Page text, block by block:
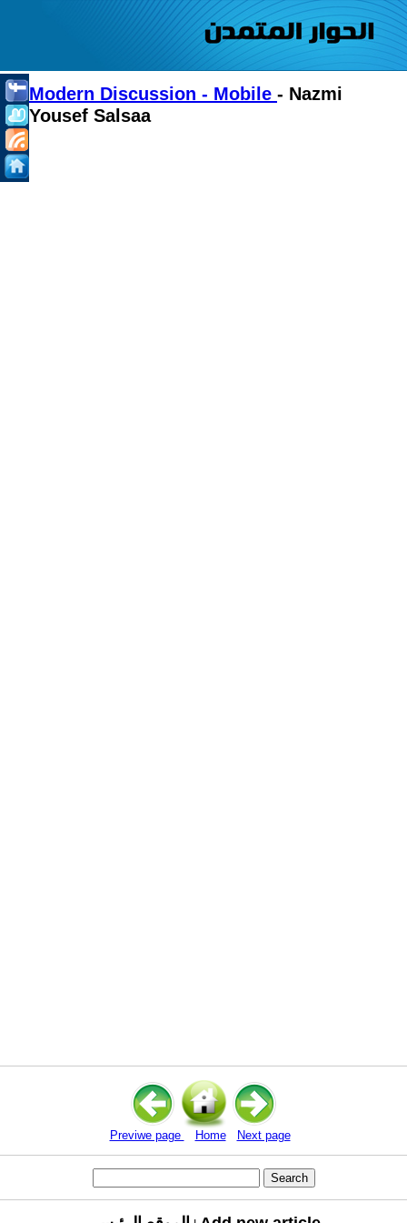
Modern Discussion - Mobile - Nazmi
Yousef Salsaa
Previwe page Home Next page